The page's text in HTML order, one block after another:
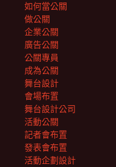
如何當公關
做公關
企業公關
廣告公關
公關專員
成為公關
舞台設計
會場布置
舞台設計公司
活動公關
記者會布置
發表會布置
活動企劃設計